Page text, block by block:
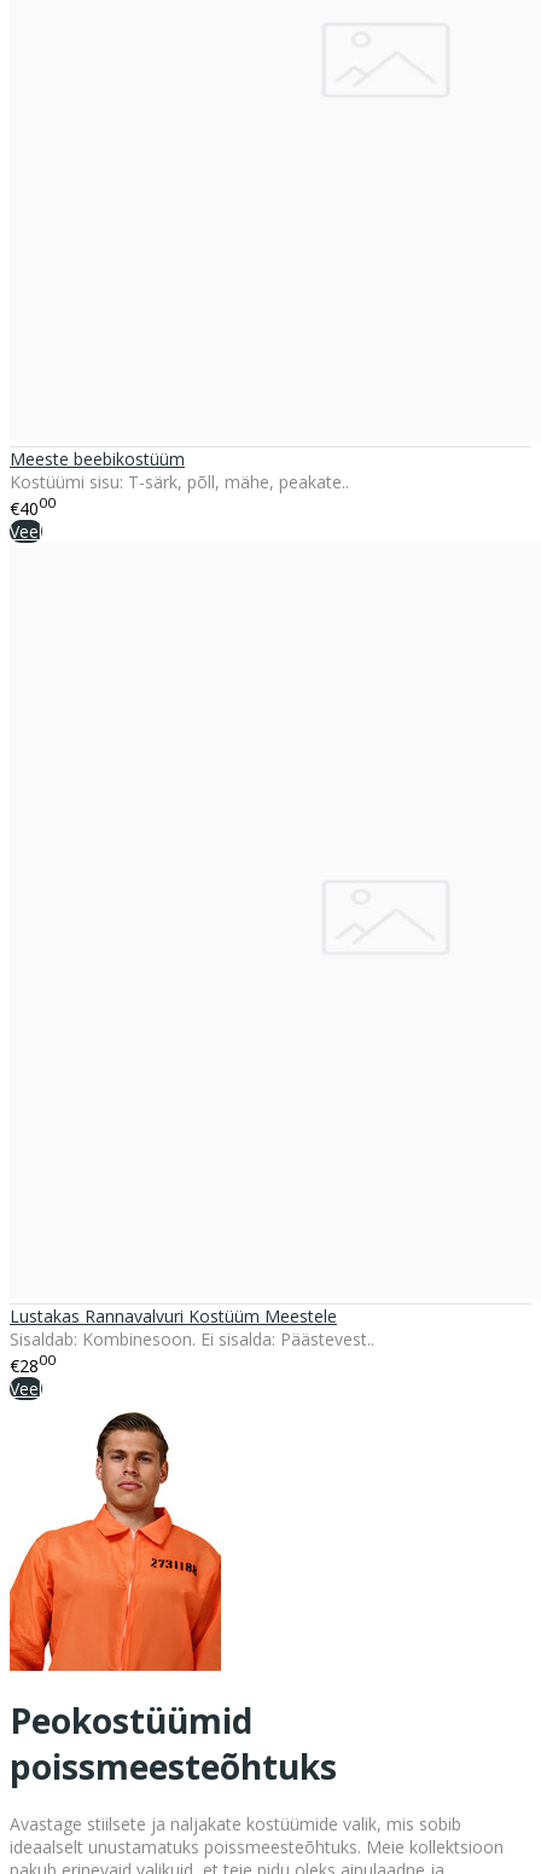
Meeste beebikostüüm
Kostüümi sisu: T-särk, põll, mähe, peakate..
€4000
Veel
Lustakas Rannavalvuri Kostüüm Meestele
Sisaldab: Kombinesoon. Ei sisalda: Päästevest..
€2800
Veel
Peokostüümid
poissmeesteõhtuks
Avastage stiilsete ja naljakate kostüümide valik, mis sobib
ideaalselt unustamatuks poissmeesteõhtuks. Meie kollektsioon